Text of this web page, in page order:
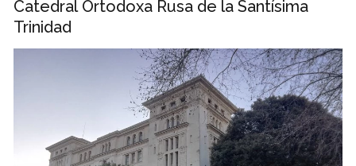
Catedral Ortodoxa Rusa de la Santísima
Trinidad